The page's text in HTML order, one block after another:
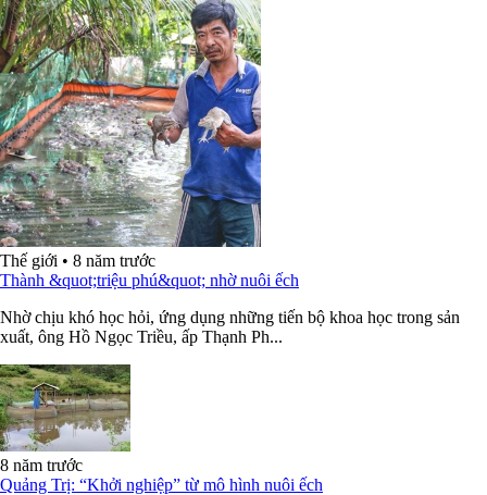
Thế giới • 8 năm trước
Thành &quot;triệu phú&quot; nhờ nuôi ếch
Nhờ chịu khó học hỏi, ứng dụng những tiến bộ khoa học trong sản
xuất, ông Hồ Ngọc Triều, ấp Thạnh Ph...
8 năm trước
Quảng Trị: “Khởi nghiệp” từ mô hình nuôi ếch